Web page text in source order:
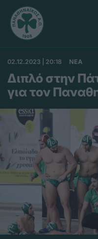
02.12.2023 | 20:18 ΝΕΑ
Διπλό στην
για τον